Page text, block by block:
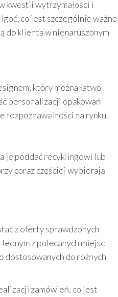
kwestii wytrzymałości i
co jest szczególnie ważne
do klienta w nienaruszonym
który można łatwo
personalizacji opakowań
rozpoznawalności na rynku.
je poddać recyklingowi lub
coraz częściej wybierają
z oferty sprawdzonych
z polecanych miejsc
dostosowanych do różnych
zamówień, co jest